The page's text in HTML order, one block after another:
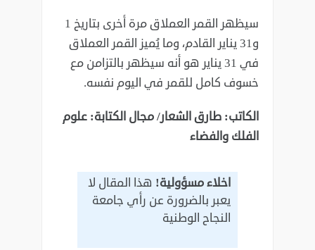
سيظهر القمر العملاق مرة أخرى بتاريخ 1
و31 يناير القادم، وما يُميز القمر العملاق
في 31 يناير هو أنه سيظهر بالتزامن مع
خسوف كامل للقمر في اليوم نفسه.
الكاتب: طارق الشعار/ مجال الكتابة: علوم
الفلك والفضاء
اخلاء مسؤولية! هذا المقال لا
يعبر بالضرورة عن رأي جامعة
النجاح الوطنية